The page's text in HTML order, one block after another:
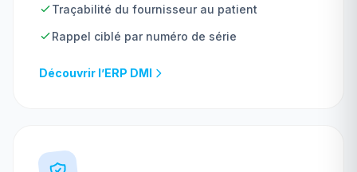
Traçabilité du fournisseur au patient
Rappel ciblé par numéro de série
Découvrir l’ERP DMI